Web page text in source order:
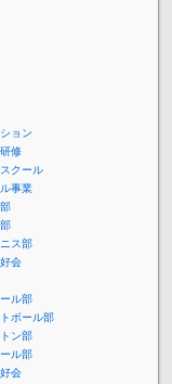
ョン
修
クール
事業
ス部
会
ル部
ボール部
ン部
ル部
会